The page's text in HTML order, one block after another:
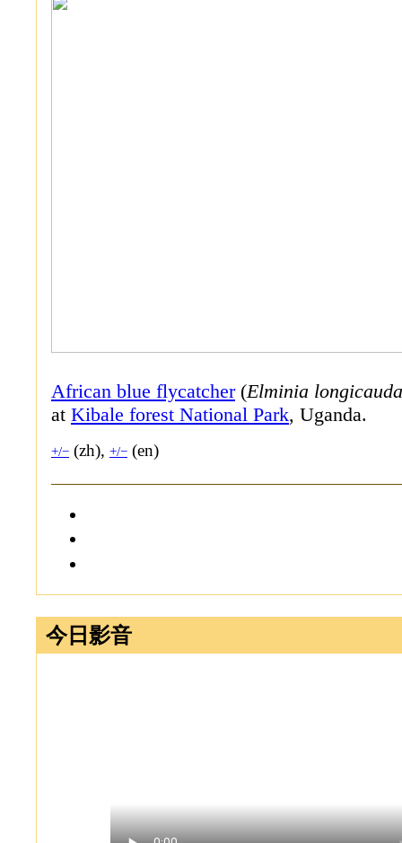
African blue flycatcher(Elminia longicauda
at Kibale forest National Park, Uganda.
+/− (zh), +/− (en)
今日影音